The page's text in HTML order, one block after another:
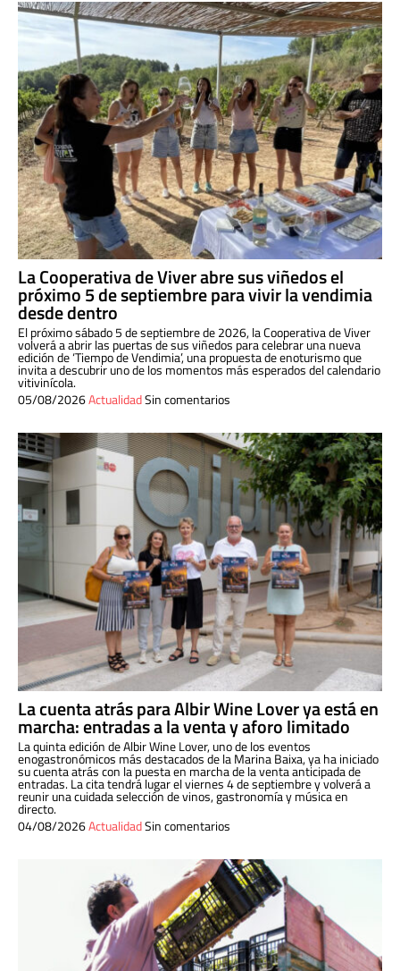
La Cooperativa de Viver abre sus viñedos el
próximo 5 de septiembre para vivir la vendimia
desde dentro
El próximo sábado 5 de septiembre de 2026, la Cooperativa de Viver
volverá a abrir las puertas de sus viñedos para celebrar una nueva
edición de ‘Tiempo de Vendimia’, una propuesta de enoturismo que
invita a descubrir uno de los momentos más esperados del calendario
vitivinícola.
05/08/2026ActualidadSin comentarios
La cuenta atrás para Albir Wine Lover ya está en
marcha: entradas a la venta y aforo limitado
La quinta edición de Albir Wine Lover, uno de los eventos
enogastronómicos más destacados de la Marina Baixa, ya ha iniciado
su cuenta atrás con la puesta en marcha de la venta anticipada de
entradas. La cita tendrá lugar el viernes 4 de septiembre y volverá a
reunir una cuidada selección de vinos, gastronomía y música en
directo.
04/08/2026ActualidadSin comentarios